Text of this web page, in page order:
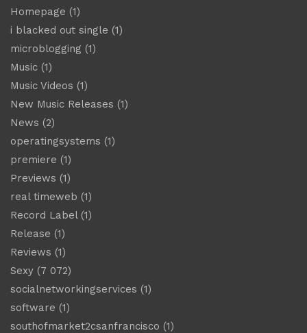
Homepage (1)
i blacked out single (1)
microblogging (1)
Music (1)
Music Videos (1)
New Music Releases (1)
News (2)
operatingsystems (1)
premiere (1)
Previews (1)
real timeweb (1)
Record Label(1)
Release (1)
Reviews (1)
Sexy (7 072)
socialnetworkingservices (1)
software (1)
southofmarket2csanfrancisco (1)